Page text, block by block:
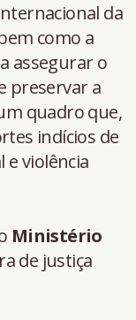
da
como a
assegurar o
preservar a
quadro que,
indícios de
violência
Ministério
de justiça